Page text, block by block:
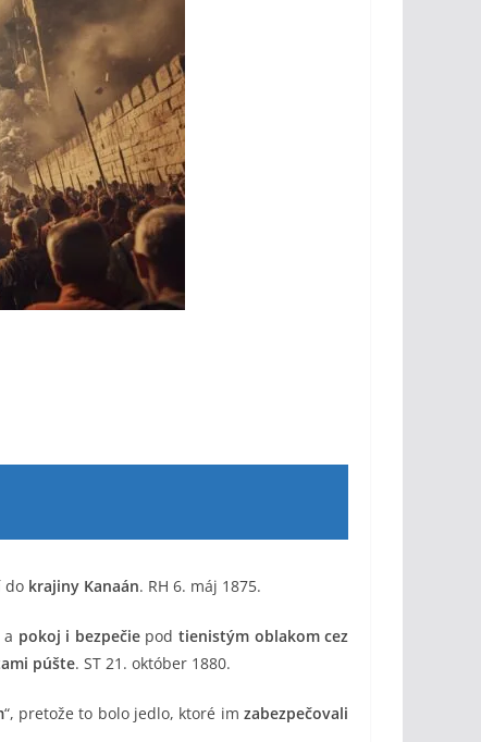
do krajiny Kanaán. RH 6. máj 1875.
pokoj i bezpečiepod tienistým oblakom cez
púšte. ST 21. október 1880.
“, pretože to bolo jedlo, ktoré imzabezpečovali